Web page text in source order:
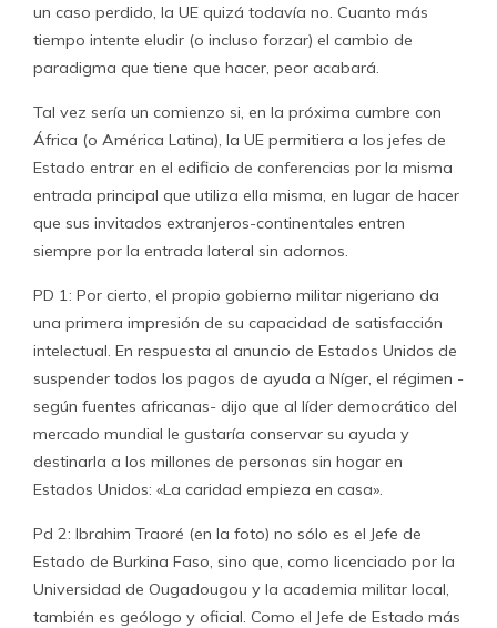
un caso perdido, la UE quizá todavía no. Cuanto más
tiempo intente eludir (o incluso forzar) el cambio de
paradigma que tiene que hacer, peor acabará.
Tal vez sería un comienzo si, en la próxima cumbre con
África (o América Latina), la UE permitiera a los jefes de
Estado entrar en el edificio de conferencias por la misma
entrada principal que utiliza ella misma, en lugar de hacer
que sus invitados extranjeros-continentales entren
siempre por la entrada lateral sin adornos.
PD 1: Por cierto, el propio gobierno militar nigeriano da
una primera impresión de su capacidad de satisfacción
intelectual. En respuesta al anuncio de Estados Unidos de
suspender todos los pagos de ayuda a Níger, el régimen -
según fuentes africanas- dijo que al líder democrático del
mercado mundial le gustaría conservar su ayuda y
destinarla a los millones de personas sin hogar en
Estados Unidos: «La caridad empieza en casa».
Pd 2: Ibrahim Traoré (en la foto) no sólo es el Jefe de
Estado de Burkina Faso, sino que, como licenciado por la
Universidad de Ougadougou y la academia militar local,
también es geólogo y oficial. Como el Jefe de Estado más